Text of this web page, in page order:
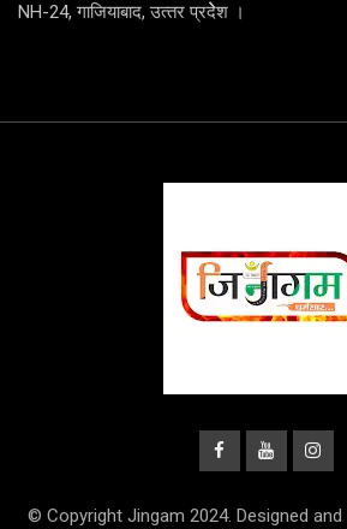
NH-24, गाजियाबाद, उत्‍तर प्रदेेेेश ।
© Copyright Jingam 2024. Designed and